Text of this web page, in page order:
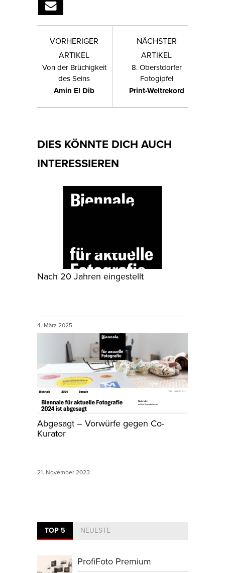
VORHERIGER
ARTIKEL
Von der Brüchigkeit
des Seins
Amin El Dib
NÄCHSTER
ARTIKEL
8. Oberstdorfer
Fotogipfel
Print-Weltrekord
DIES KÖNNTE DICH AUCH
INTERESSIEREN
Nach 20 Jahren eingestellt
4. März 2025
Abgesagt – Vorwürfe gegen Co-
Kurator
21. November 2023
TOP 5 NEUESTE
ProfiFoto Premium